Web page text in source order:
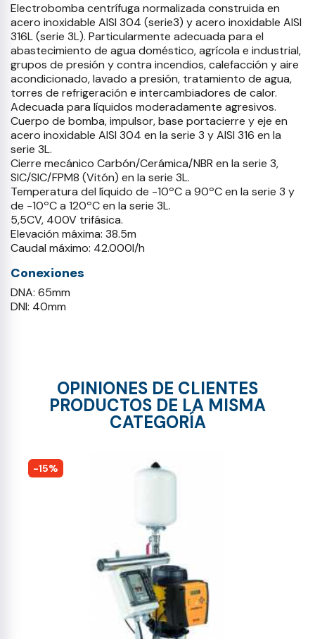
Electrobomba centrífuga normalizada construida en
acero inoxidable AISI 304 (serie3) y acero inoxidable AISI
316L (serie 3L). Particularmente adecuada para el
abastecimiento de agua doméstico, agrícola e industrial,
grupos de presión y contra incendios, calefacción y aire
acondicionado, lavado a presión, tratamiento de agua,
torres de refrigeración e intercambiadores de calor.
Adecuada para líquidos moderadamente agresivos.
Cuerpo de bomba, impulsor, base portacierre y eje en
acero inoxidable AISI 304 en la serie 3 y AISI 316 en la
serie 3L.
Cierre mecánico Carbón/Cerámica/NBR en la serie 3,
SIC/SIC/FPM8 (Vitón) en la serie 3L.
Temperatura del líquido de -10ºC a 90ºC en la serie 3 y
de -10ºC a 120ºC en la serie 3L.
5,5CV, 400V trifásica.
Elevación máxima: 38.5m
Caudal máximo: 42.000l/h
Conexiones
DNA: 65mm
DNI: 40mm
OPINIONES DE CLIENTES
PRODUCTOS DE LA MISMA
CATEGORÍA
-15%